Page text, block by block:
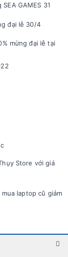
GAMES 31
đại lễ 30/4
mừng đại lễ tại
Store với giá
laptop cũ giảm